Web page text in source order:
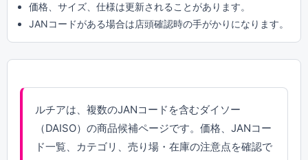
価格、サイズ、仕様は更新されることがあります。
JANコードがある場合は店頭確認時の手がかりになります。
ルチアは、複数のJANコードを含むダイソー
（DAISO）の商品候補ページです。価格、JANコー
ド一覧、カテゴリ、売り場・在庫の注意点を確認で